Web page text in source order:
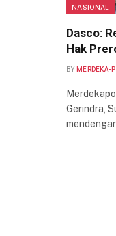
NASIONAL
Dasco:
Hak
BY MERDEKA-
Gerindra,